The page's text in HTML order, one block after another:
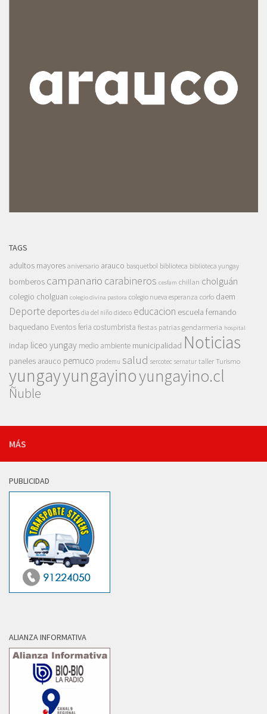
TAGS
adultos mayores aniversario arauco basquetbol biblioteca biblioteca yungay
bomberos campanario carabineros cesfam chillan cholguán
colegio cholguan colegio divina pastora colegio nueva esperanza corfo daem
Deporte deportes dia del niño dideco educacion escuela fernando
baquedano Eventosferia costumbrista fiestas patrias gendarmeria hospital
indap liceo yungay medio ambiente municipalidad Noticias
paneles arauco pemuco prodemu salud sercotec sernatur taller Turismo
yungayyungayinoyungayino.cl
Ñuble
MÁS
PUBLICIDAD
ALIANZA INFORMATIVA